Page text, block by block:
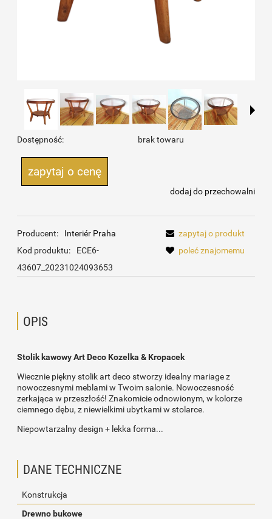
Dostępność: brak towaru
zapytaj o cenę
dodaj do przechowalni
Producent:
Interiér Praha
Kod produktu:
ECE6-
43607_20231024093653
zapytaj o produkt
poleć znajomemu
OPIS
Stolik kawowy Art Deco Kozelka & Kropacek
Wiecznie piękny stolik art deco stworzy idealny mariage z
nowoczesnymi meblami w Twoim salonie. Nowoczesność
zerkająca w przeszłość! Znakomicie odnowionym, w kolorze
ciemnego dębu, z niewielkimi ubytkami w stolarce.
Niepowtarzalny design + lekka forma...
DANE TECHNICZNE
Konstrukcja
Drewno bukowe